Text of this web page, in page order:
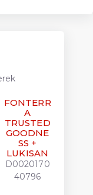
FONTERR
A
TRUSTED
GOODNE
SS +
LUKISAN
D0020170
40796